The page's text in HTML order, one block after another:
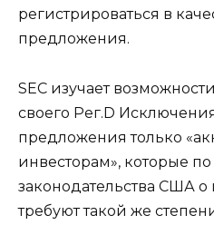
регистрироваться в
предложения.
SEC изучает
своего Рег.D
предложения только
инвесторам», которые
законодательства США о
требуют такой же